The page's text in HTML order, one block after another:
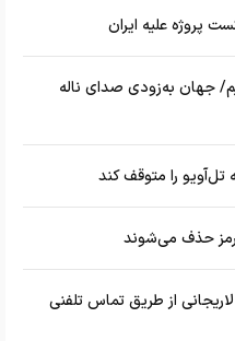
پروژه علیه ایران
جهان به‌زودی صدای ناله
تل‌آویو را متوقف کند
حذف می‌شوند
از طریق تماس تلفنی